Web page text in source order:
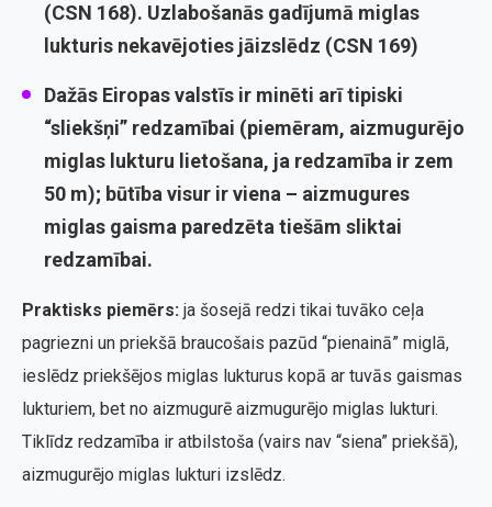
(CSN 168). Uzlabošanās gadījumā miglas
lukturis nekavējoties jāizslēdz (CSN 169)
Dažās Eiropas valstīs ir minēti arī tipiski
“sliekšņi” redzamībai (piemēram, aizmugurējo
miglas lukturu lietošana, ja redzamība ir zem
50 m); būtība visur ir viena – aizmugures
miglas gaisma paredzēta tiešām sliktai
redzamībai.
Praktisks piemērs: ja šosejā redzi tikai tuvāko ceļa
pagriezni un priekšā braucošais pazūd “pienainā” miglā,
ieslēdz priekšējos miglas lukturus kopā ar tuvās gaismas
lukturiem, bet no aizmugurē aizmugurējo miglas lukturi.
Tiklīdz redzamība ir atbilstoša (vairs nav “siena” priekšā),
aizmugurējo miglas lukturi izslēdz.